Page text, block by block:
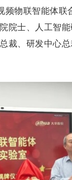
物联智能体联
院士、人工智
裁、研发中心